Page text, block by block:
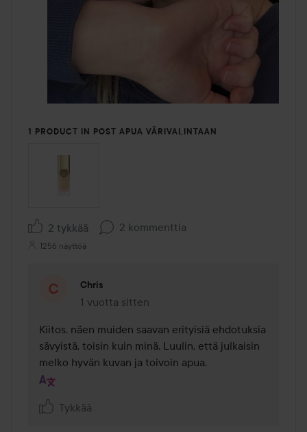
1 PRODUCT IN POST APUA VÄRIVALINTAAN
2 tykkää 2 kommenttia
1256 näyttöä
Chris
1 vuotta sitten
Kommentti lisättiin 1 vuotta sitten
Kiitos, näen muiden saavan erityisiä ehdotuksia
sävyistä, toisin kuin minä. Luulin, että julkaisin
melko hyvän kuvan ja toivoin apua.
Tykkää